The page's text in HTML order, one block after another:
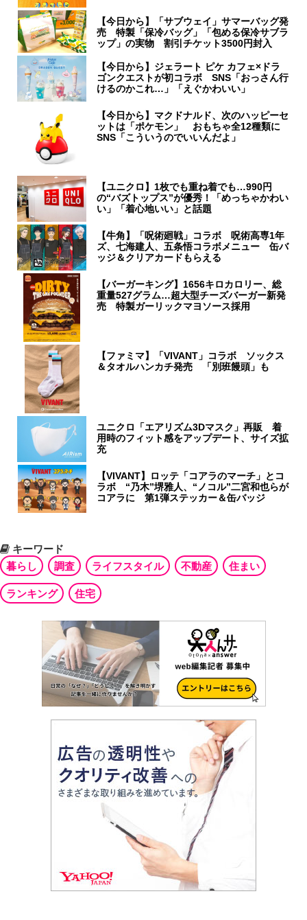
【今日から】「サブウェイ」サマーバッグ発
売 特製「保冷バッグ」「包める保冷サブラ
ップ」の実物 割引チケット3500円封入
【今日から】ジェラート ピケ カフェ×ドラ
ゴンクエストが初コラボ SNS「おっさん行
けるのかこれ…」「えぐかわいい」
【今日から】マクドナルド、次のハッピーセ
ットは「ポケモン」 おもちゃ全12種類に
SNS「こういうのでいいんだよ」
【ユニクロ】1枚でも重ね着でも…990円
の“バズトップス”が優秀！「めっちゃかわい
い」「着心地いい」と話題
【牛角】「呪術廻戦」コラボ 呪術高専1年
ズ、七海建人、五条悟コラボメニュー 缶バ
ッジ＆クリアカードもらえる
【バーガーキング】1656キロカロリー、総
重量527グラム…超大型チーズバーガー新発
売 特製ガーリックマヨソース採用
【ファミマ】「VIVANT」コラボ ソックス
＆タオルハンカチ発売 「別班饅頭」も
ユニクロ「エアリズム3Dマスク」再販 着
用時のフィット感をアップデート、サイズ拡
充
【VIVANT】ロッテ「コアラのマーチ」とコ
ラボ “乃木”堺雅人、“ノコル”二宮和也らが
コアラに 第1弾ステッカー＆缶バッジ
キーワード
暮らし
調査 ライフスタイル 不動産 住まい
ランキング 住宅